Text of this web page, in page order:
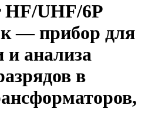
HF/UHF/6P
— прибор для
и анализа
в